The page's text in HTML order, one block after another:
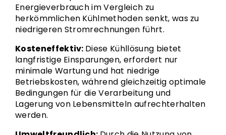
Energieverbrauch im Vergleich zu
herkömmlichen Kühlmethoden senkt, was zu
niedrigeren Stromrechnungen führt.
Kosteneffektiv: Diese Kühllösung bietet
langfristige Einsparungen, erfordert nur
minimale Wartung und hat niedrige
Betriebskosten, während gleichzeitig optimale
Bedingungen für die Verarbeitung und
Lagerung von Lebensmitteln aufrechterhalten
werden.